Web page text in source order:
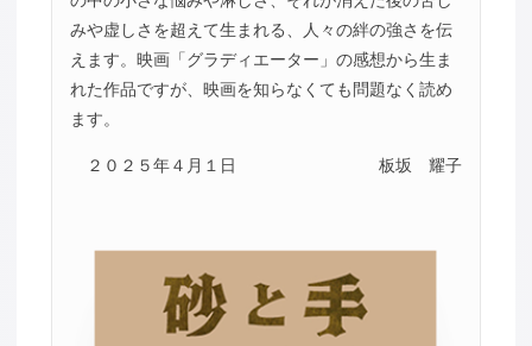
みや虚しさを超えて生まれる、人々の絆の強さを伝
えます。映画「グラディエーター」の感想から生ま
れた作品ですが、映画を知らなくても問題なく読め
ます。
２０２５年４月１日 板坂 耀子